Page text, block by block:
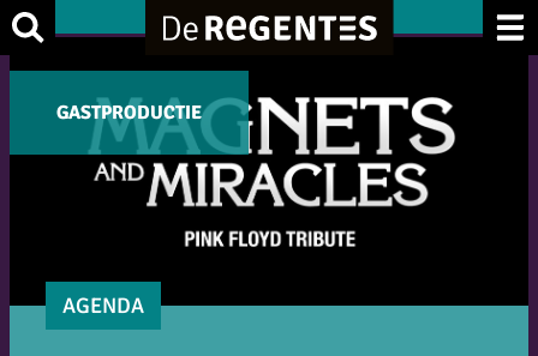
Ga
naar
inhoudGASTPRODUCTIE
AGENDA
GASTPRODUCTIE